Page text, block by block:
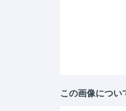
この画像につい